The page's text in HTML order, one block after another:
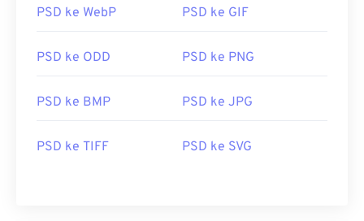
PSD ke WebP PSD ke GIF
PSD ke ODD PSD ke PNG
PSD ke BMP PSD ke JPG
PSD ke TIFF PSD ke SVG